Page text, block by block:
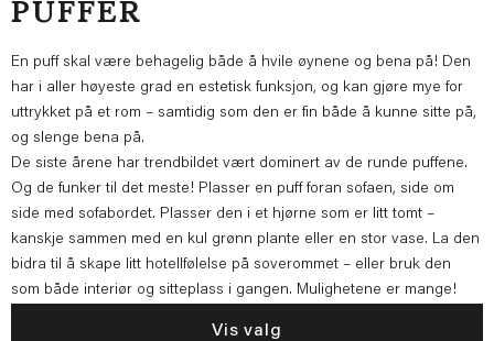
PUFFER
En puff skal være behagelig både å hvile øynene og bena på! Den
har i aller høyeste grad en estetisk funksjon, og kan gjøre mye for
uttrykket på et rom – samtidig som den er fin både å kunne sitte på,
og slenge bena på.
De siste årene har trendbildet vært dominert av de runde puffene.
Og de funker til det meste! Plasser en puff foran sofaen, side om
side med sofabordet. Plasser den i et hjørne som er litt tomt –
kanskje sammen med en kul grønn plante eller en stor vase. La den
bidra til å skape litt hotellfølelse på soverommet – eller bruk den
som både interiør og sitteplass i gangen. Mulighetene er mange!
Vis valg